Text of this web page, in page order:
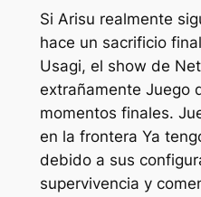
Si Arisu realmente
hace un sacrificio
Usagi, el show de
extrañamente Juego
momentos finales.
en la frontera Ya
debido a sus
supervivencia y